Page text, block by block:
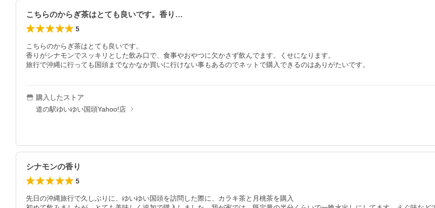
こちらのからぎ茶はとても良いです。香り…
5
こちらのからぎ茶はとても良いです。
香りがシナモンでスッキリとした飲み口で、食事やおやつに欠かさず飲んでます。くせになります。
旅行で沖縄に行っても国頭までなかなか買いに行けない事もあるのでネットで購入できるのはありがたいです。
購入したストア
道の駅ゆいゆい国頭Yahoo!店
シナモンの香り
5
先日の沖縄旅行で久しぶりに、ゆいゆい国頭を訪問した際に、カラキ茶と月桃茶を購入